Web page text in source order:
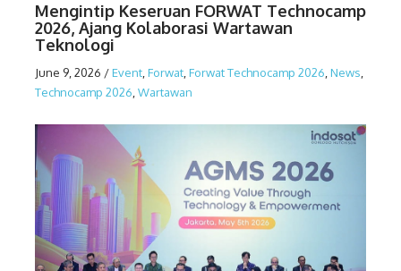
Mengintip Keseruan FORWAT Technocamp
2026, Ajang Kolaborasi Wartawan
Teknologi
June 9, 2026 /Event,Forwat,Forwat Technocamp 2026,News,
Technocamp 2026,Wartawan